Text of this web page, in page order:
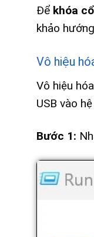
Để khóa
khảo
Vô hiệu
Vô hiệu
USB vào
Bước 1: